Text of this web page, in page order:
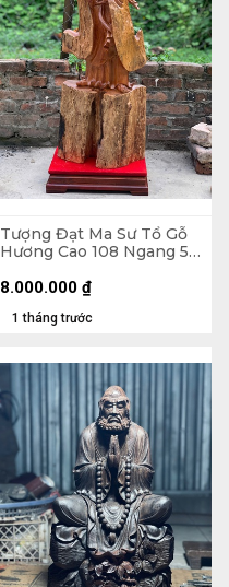
Tượng Đạt Ma Sư Tổ Gỗ
Hương Cao 108 Ngang 58
1 tháng trước
8.000.000 ₫